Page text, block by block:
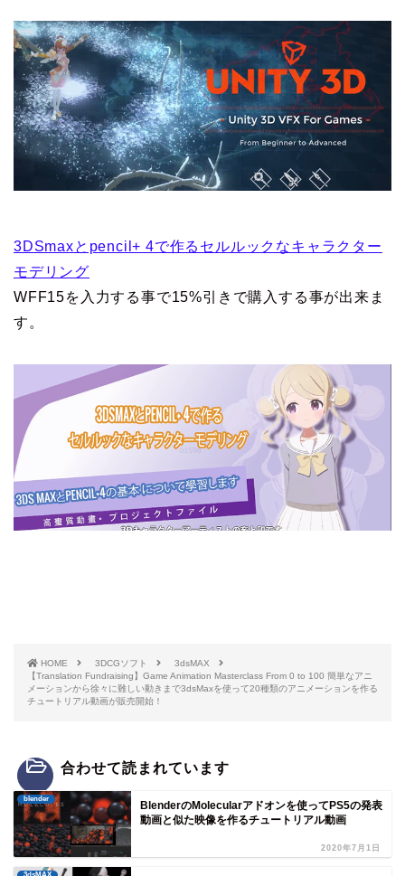
3DSmaxとpencil+ 4で作るセルルックなキャラクター
モデリング
WFF15を入力する事で15%引きで購入する事が出来ま
す。
HOME 3DCGソフト
3dsMAX
【Translation Fundraising】Game Animation Masterclass From 0 to 100 簡単なアニ
メーションから徐々に難しい動きまで3dsMaxを使って20種類のアニメーションを作る
チュートリアル動画が販売開始！
合わせて読まれています
blender
BlenderのMolecularアドオンを使ってPS5の発表
動画と似た映像を作るチュートリアル動画
2020年7月1日